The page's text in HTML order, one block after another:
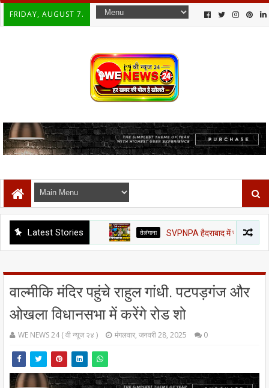
FRIDAY, AUGUST 7.
Latest Stories तेलंगाना SVPNPA हैदराबाद में सनसनी: महिला
वाल्मीकि मंदिर पहुंचे राहुल गांधी. पटपड़गंज और
ओखला विधानसभा में करेंगे रोड शो
WE NEWS 24 ( वी न्यूज २४ ) मंगलवार, जनवरी 28, 2025 0